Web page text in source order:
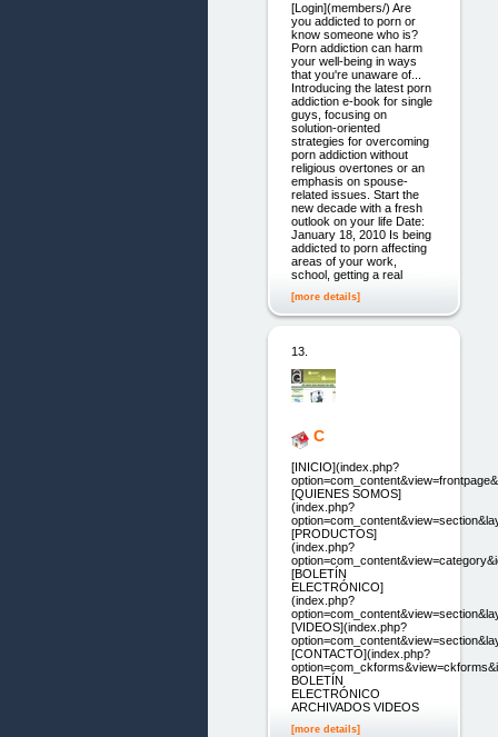
[Login](members/) Are
you addicted to porn or
know someone who is?
Porn addiction can harm
your well-being in ways
that you're unaware of...
Introducing the latest porn
addiction e-book for single
guys, focusing on
solution-oriented
strategies for overcoming
porn addiction without
religious overtones or an
emphasis on spouse-
related issues. Start the
new decade with a fresh
outlook on your life Date:
January 18, 2010 Is being
addicted to porn affecting
areas of your work,
school, getting a real
[more details]
13.
C
[INICIO](index.php?
[QUIENES SOMOS]
(index.php?
[PRODUCTOS]
(index.php?
[BOLETÍN
ELECTRÓNICO]
(index.php?
[VIDEOS](index.php?
[CONTACTO](index.php?
BOLETÍN
ELECTRÓNICO
ARCHIVADOS VIDEOS
[more details]